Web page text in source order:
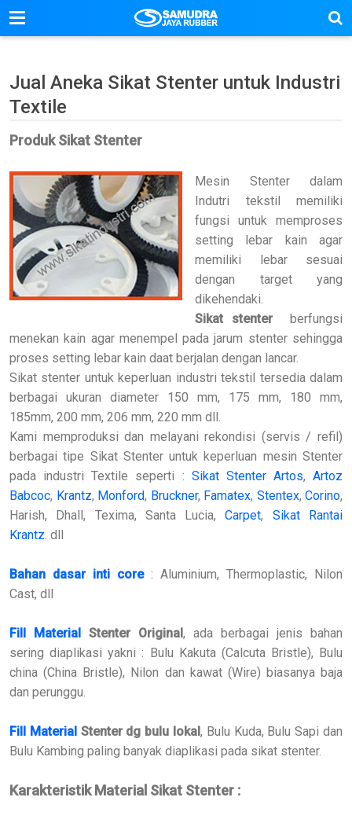
Jual Aneka Sikat Stenter untuk Industri
Textile
Produk Sikat Stenter
Mesin Stenter dalam
Indutri tekstil memiliki
fungsi untuk memproses
setting lebar kain agar
memiliki lebar sesuai
dengan target yang
dikehendaki.
Sikat stenter
berfungsi
menekan kain agar menempel pada jarum stenter sehingga
proses setting lebar kain daat berjalan dengan lancar.
Sikat stenter untuk keperluan industri tekstil tersedia dalam
berbagai ukuran diameter 150 mm, 175 mm, 180 mm,
185mm, 200 mm, 206 mm, 220 mm dll.
Kami memproduksi dan melayani rekondisi (servis / refil)
berbagai tipe Sikat Stenter untuk keperluan mesin Stenter
pada industri Textile seperti : Sikat Stenter Artos, Artoz
Babcoc, Krantz, Monford, Bruckner, Famatex, Stentex, Corino,
Harish, Dhall, Texima, Santa Lucia,Carpet, Sikat Rantai
Krantz. dll
Bahan dasar inti core: Aluminium, Thermoplastic, Nilon
Cast, dll
Fill Material Stenter Original, ada berbagai jenis bahan
sering diaplikasi yakni : Bulu Kakuta (Calcuta Bristle), Bulu
china (China Bristle), Nilon dan kawat (Wire) biasanya baja
dan perunggu.
Fill MaterialStenter dg bulu lokal, Bulu Kuda, Bulu Sapi dan
Bulu Kambing paling banyak diaplikasi pada sikat stenter.
Karakteristik Material Sikat Stenter :